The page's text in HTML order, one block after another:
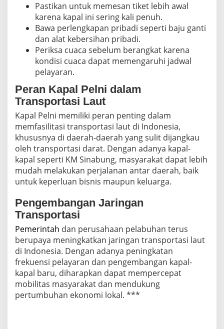
Pastikan untuk memesan tiket lebih awal
karena kapal ini sering kali penuh.
Bawa perlengkapan pribadi seperti baju ganti
dan alat kebersihan pribadi.
Periksa cuaca sebelum berangkat karena
kondisi cuaca dapat memengaruhi jadwal
pelayaran.
Peran Kapal Pelni dalam
Transportasi Laut
Kapal Pelni memiliki peran penting dalam
memfasilitasi transportasi laut di Indonesia,
khususnya di daerah-daerah yang sulit dijangkau
oleh transportasi darat. Dengan adanya kapal-
kapal seperti KM Sinabung, masyarakat dapat lebih
mudah melakukan perjalanan antar daerah, baik
untuk keperluan bisnis maupun keluarga.
Pengembangan Jaringan
Transportasi
Pemerintah dan perusahaan pelabuhan terus
berupaya meningkatkan jaringan transportasi laut
di Indonesia. Dengan adanya peningkatan
frekuensi pelayaran dan pengembangan kapal-
kapal baru, diharapkan dapat mempercepat
mobilitas masyarakat dan mendukung
pertumbuhan ekonomi lokal. ***